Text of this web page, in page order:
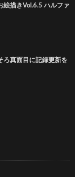
絵描きVol.6.5 ハルファ
ろ真面目に記録更新を